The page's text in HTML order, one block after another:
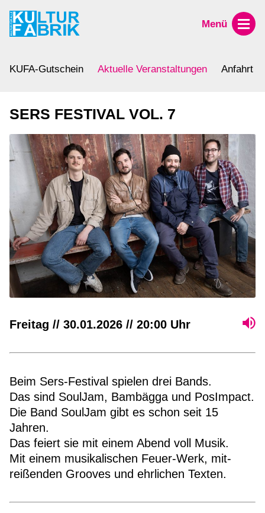
Menü
KUFA-Gutschein Aktuelle Veranstaltungen Anfahrt
SERS FESTIVAL VOL. 7
Freitag // 30.01.2026 // 20:00 Uhr
Beim Sers-Festival spielen drei Bands.
Das sind SoulJam, Bambägga und PosImpact.
Die Band SoulJam gibt es schon seit 15
Jahren.
Das feiert sie mit einem Abend voll Musik.
Mit einem musikalischen Feuer-Werk, mit-
reißenden Grooves und ehrlichen Texten.